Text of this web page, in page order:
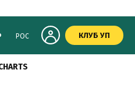
РОС КЛУБ УП